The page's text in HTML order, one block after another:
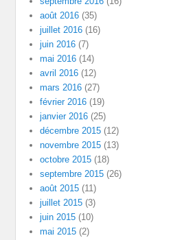
août 2016 (35)
juillet 2016 (16)
juin 2016 (7)
mai 2016 (14)
avril 2016 (12)
mars 2016 (27)
février 2016 (19)
janvier 2016 (25)
décembre 2015 (12)
novembre 2015 (13)
octobre 2015 (18)
septembre 2015 (26)
août 2015 (11)
juillet 2015 (3)
juin 2015 (10)
mai 2015 (2)